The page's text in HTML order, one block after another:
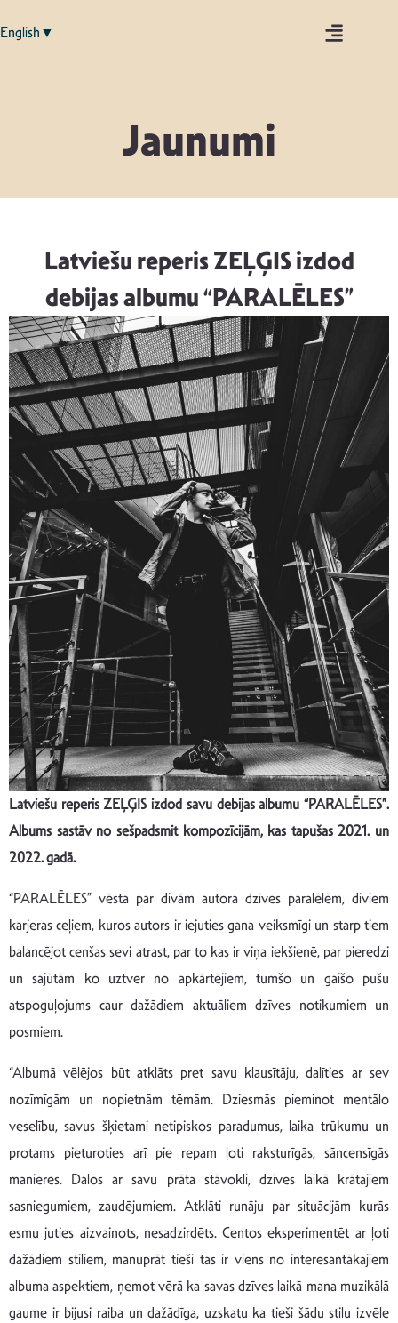
English▼
Jaunumi
Latviešu reperis ZEĻĢIS izdod
debijas albumu “PARALĒLES”
Latviešu reperis ZEĻĢIS izdod savu debijas albumu “PARALĒLES”.
Albums sastāv no sešpadsmit kompozīcijām, kas tapušas 2021. un
2022. gadā.
“PARALĒLES” vēsta par divām autora dzīves paralēlēm, diviem
karjeras ceļiem, kuros autors ir iejuties gana veiksmīgi un starp tiem
balancējot cenšas sevi atrast, par to kas ir viņa iekšienē, par pieredzi
un sajūtām ko uztver no apkārtējiem, tumšo un gaišo pušu
atspoguļojums caur dažādiem aktuāliem dzīves notikumiem un
posmiem.
“Albumā vēlējos būt atklāts pret savu klausītāju, dalīties ar sev
nozīmīgām un nopietnām tēmām. Dziesmās pieminot mentālo
veselību, savus šķietami netipiskos paradumus, laika trūkumu un
protams pieturoties arī pie repam ļoti raksturīgās, sāncensīgās
manieres. Dalos ar savu prāta stāvokli, dzīves laikā krātajiem
sasniegumiem, zaudējumiem. Atklāti runāju par situācijām kurās
esmu juties aizvainots, nesadzirdēts. Centos eksperimentēt ar ļoti
dažādiem stiliem, manuprāt tieši tas ir viens no interesantākajiem
albuma aspektiem, ņemot vērā ka savas dzīves laikā mana muzikālā
gaume ir bijusi raiba un dažādīga, uzskatu ka tieši šādu stilu izvēle